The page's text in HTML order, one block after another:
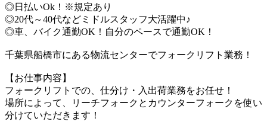
◎日払いOk！※規定あり
◎20代～40代などミドルスタッフ大活躍中♪
◎車、バイク通勤OK！自分のペースで通勤OK！
千葉県船橋市にある物流センターでフォークリフト業務！
【お仕事内容】
フォークリフトでの、仕分け・入出荷業務をお任せ！
場所によって、リーチフォークとカウンターフォークを使い
分けていただきます！